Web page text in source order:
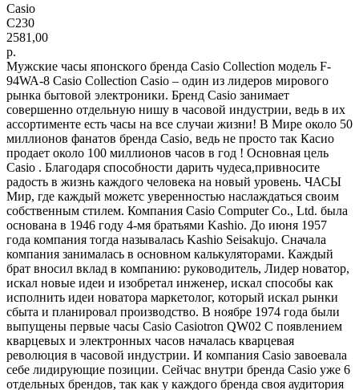
Casio
C230
2581,00
р.
Мужские часы японского бренда Casio Collection модель F-
94WA-8 Casio Collection Casio – один из лидеров мирового
рынка бытовой электроники. Бренд Casio занимает
совершенно отдельную нишу в часовой индустрии, ведь в их
ассортименте есть часы на все случаи жизни! В Мире около 50
миллионов фанатов бренда Casio, ведь не просто так Касио
продает около 100 миллионов часов в год ! Основная цель
Casio . Благодаря способности дарить чудеса,привносите
радость в жизнь каждого человека на новый уровень. ЧАСЫ
Мир, где каждый можетс уверенностью наслаждаться своим
собственным стилем. Компания Casio Computer Co., Ltd. была
основана в 1946 году 4-мя братьями Kashio. До июня 1957
года компания тогда называлась Kashio Seisakujo. Сначала
компания занималась в основном калькуляторами. Каждый
брат вносил вклад в компанию: руководитель, Лидер новатор,
искал новые идеи и изобретал инженер, искал способы как
исполнить идеи новатора маркетолог, который искал рынки
сбыта и планировал производство. В ноябре 1974 года были
выпущены первые часы Casio Casiotron QW02 С появлением
кварцевых и электронных часов началась кварцевая
революция в часовой индустрии. И компания Casio завоевала
себе лидирующие позиции. Сейчас внутри бренда Casio уже 6
отдельных брендов, так как у каждого бренда своя аудитория